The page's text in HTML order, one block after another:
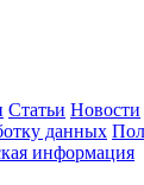
Статьи Новости
данных
информация